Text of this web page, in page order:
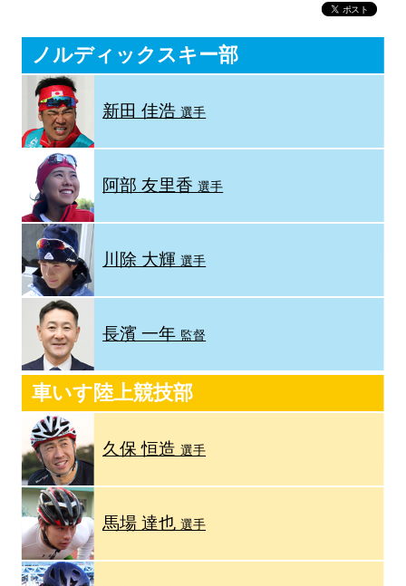
ノルディックスキー部
新田 佳浩選手
阿部 友里香選手
川除 大輝選手
長濱 一年 監督
車いす陸上競技部
久保 恒造選手
馬場 達也選手